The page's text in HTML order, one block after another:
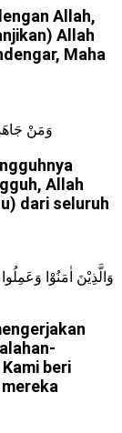
Allah,
Allah
Maha
وَمَنْ
Allah
dari seluruh
وَالَّذِيْنَ اٰمَنُوْا
beri